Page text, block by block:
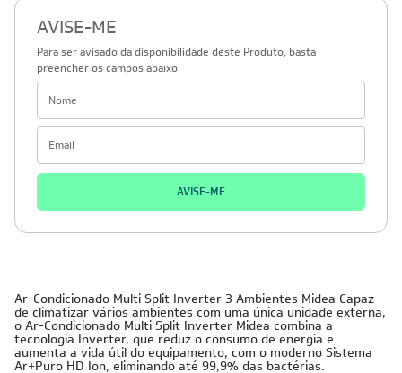
AVISE-ME
Para ser avisado da disponibilidade deste Produto, basta
preencher os campos abaixo
AVISE-ME
Ar-Condicionado Multi Split Inverter 3 Ambientes Midea Capaz
de climatizar vários ambientes com uma única unidade externa,
o Ar-Condicionado Multi Split Inverter Midea combina a
tecnologia Inverter, que reduz o consumo de energia e
aumenta a vida útil do equipamento, com o moderno Sistema
Ar+Puro HD Ion, eliminando até 99,9% das bactérias.